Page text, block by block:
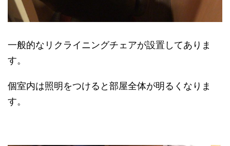
一般的なリクライニングチェアが設置してありま
す。
個室内は照明をつけると部屋全体が明るくなりま
す。